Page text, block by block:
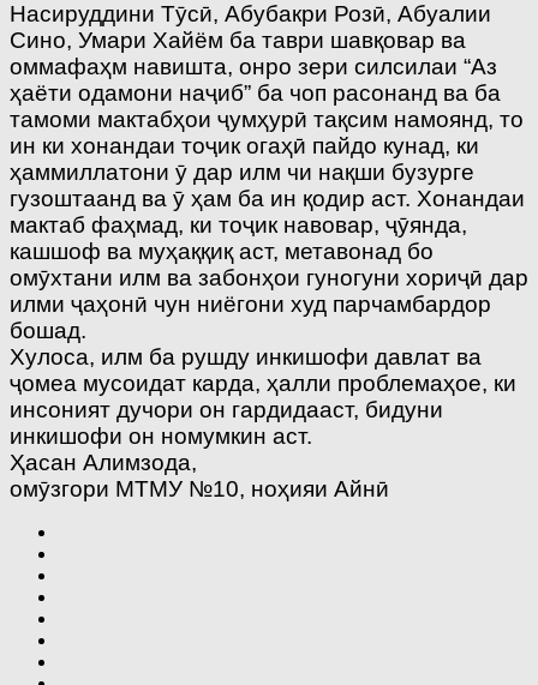
Насируддини Тӯсӣ, Абубакри Розӣ, Абуалии
Сино, Умари Хайём ба таври шавқовар ва
оммафаҳм навишта, онро зери силсилаи “Аз
ҳаёти одамони наҷиб” ба чоп расонанд ва ба
тамоми мактабҳои ҷумҳурӣ тақсим намоянд, то
ин ки хонандаи тоҷик огаҳӣ пайдо кунад, ки
ҳаммиллатони ӯ дар илм чи нақши бузурге
гузоштаанд ва ӯ ҳам ба ин қодир аст. Хонандаи
мактаб фаҳмад, ки тоҷик навовар, ҷӯянда,
кашшоф ва муҳаққиқ аст, метавонад бо
омӯхтани илм ва забонҳои гуногуни хориҷӣ дар
илми ҷаҳонӣ чун ниёгони худ парчамбардор
бошад.
Хулоса, илм ба рушду инкишофи давлат ва
ҷомеа мусоидат карда, ҳалли проблемаҳое, ки
инсоният дучори он гардидааст, бидуни
инкишофи он номумкин аст.
Ҳасан Алимзода,
омӯзгори МТМУ №10, ноҳияи Айнӣ